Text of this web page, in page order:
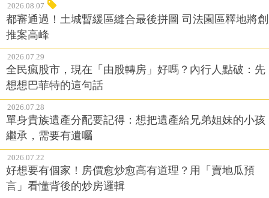
2026.08.07
都審通過！土城暫緩區縫合最後拼圖 司法園區釋地將創
推案高峰
2026.07.29
全民瘋股市，現在「由股轉房」好嗎？內行人點破：先
想想巴菲特的這句話
2026.07.28
單身貴族遺產分配要記得：想把遺產給兄弟姐妹的小孩
繼承，需要有遺囑
2026.07.22
好想要有個家！房價愈炒愈高有道理？用「賣地瓜預
言」看懂背後的炒房邏輯